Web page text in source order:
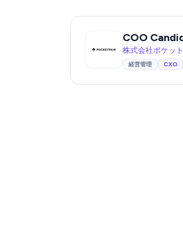
COO
株式会社ポケッ
経営管理 CXO